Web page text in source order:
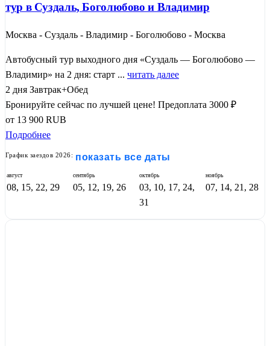
тур в Суздаль, Боголюбово и Владимир
Москва - Суздаль - Владимир - Боголюбово - Москва
Автобусный тур выходного дня «Суздаль — Боголюбово —
Владимир» на 2 дня: старт ... читать далее
2 дня Завтрак+Обед
Бронируйте сейчас по лучшей цене! Предоплата 3000 ₽
от 13 900 RUB
Подробнее
График заездов 2026: показать все даты
август
08, 15, 22, 29
сентябрь
05, 12, 19, 26
октябрь
03, 10, 17, 24,
31
ноябрь
07, 14, 21, 28